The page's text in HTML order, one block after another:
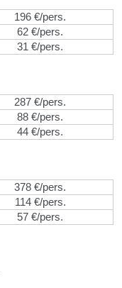
196 €/pers.
62 €/pers.
31 €/pers.
287 €/pers.
88 €/pers.
44 €/pers.
378 €/pers.
114 €/pers.
57 €/pers.